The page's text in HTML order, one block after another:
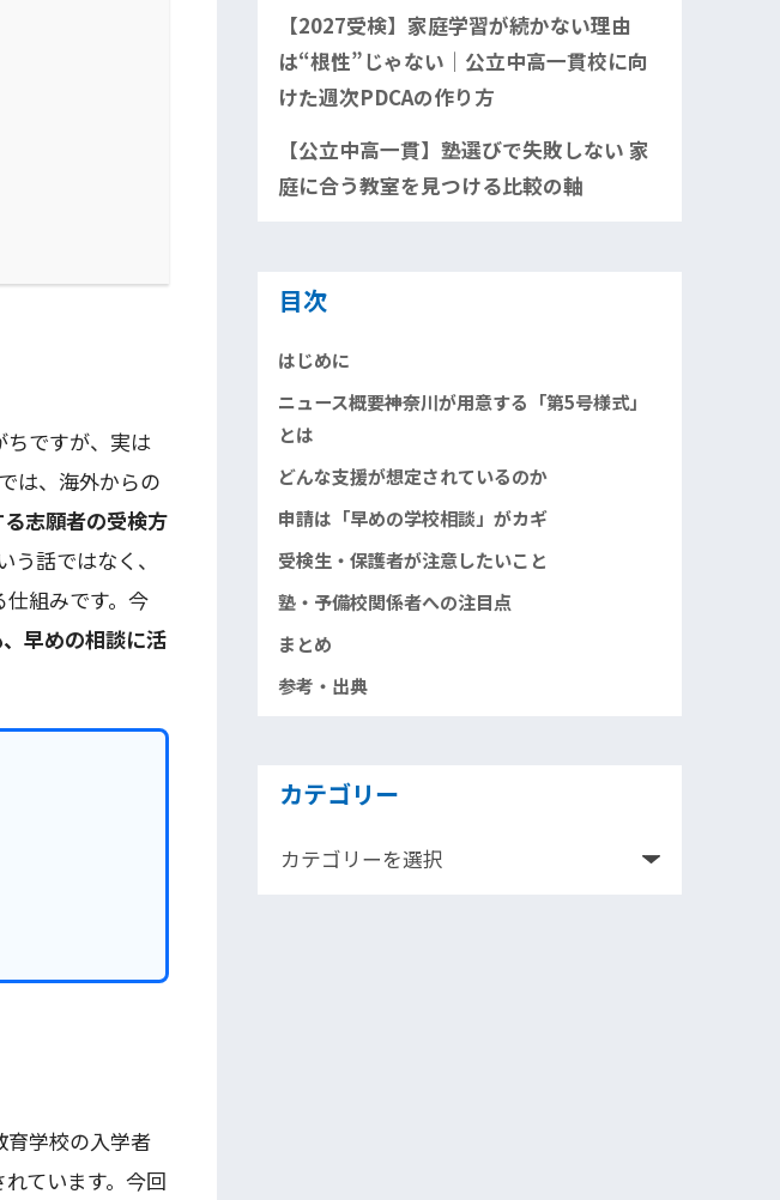
ちですが、実は
は、海外からの
る志願者の受検方
話ではなく、
組みです。今
早めの相談に活
育学校の入学者
ています。今回
【2027受検】家庭学習が続かない理由
は“根性”じゃない｜公立中高一貫校に向
けた週次PDCAの作り方
【公立中高一貫】塾選びで失敗しない 家
庭に合う教室を見つける比較の軸
目次
はじめに
ニュース概要――神奈川が用意する「第5号様式」
とは
どんな支援が想定されているのか
申請は「早めの学校相談」がカギ
受検生・保護者が注意したいこと
塾・予備校関係者への注目点
まとめ
参考・出典
カテゴリー